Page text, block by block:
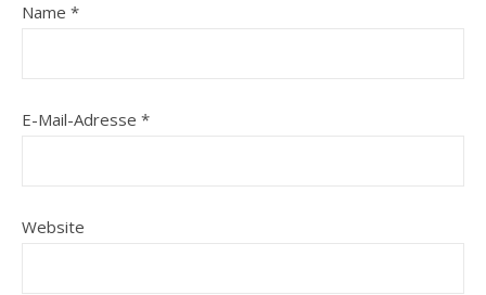
Name *
E-Mail-Adresse *
Website